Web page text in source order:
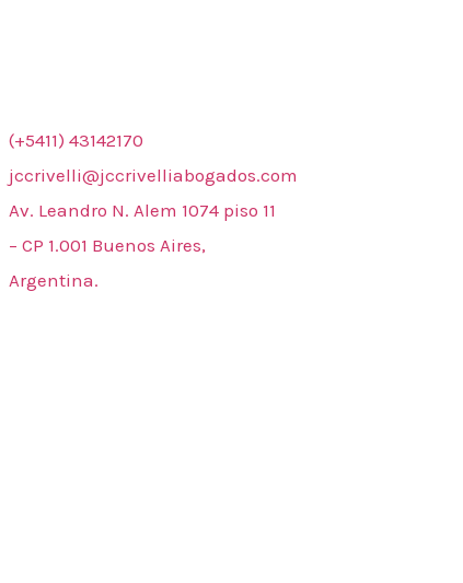
(+5411) 43142170
jccrivelli@jccrivelliabogados.com
Av. Leandro N. Alem 1074 piso 11
– CP 1.001 Buenos Aires,
Argentina.